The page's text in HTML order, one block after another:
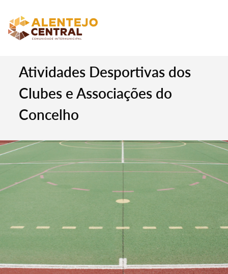
Atividades Desportivas dos
Clubes e Associações do
Concelho